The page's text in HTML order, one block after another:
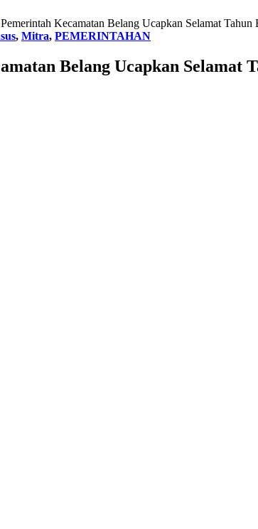
Pemerintah Kecamatan Belang Ucapkan Selamat
, Mitra, PEMERINTAHAN
Belang Ucapkan Selamat